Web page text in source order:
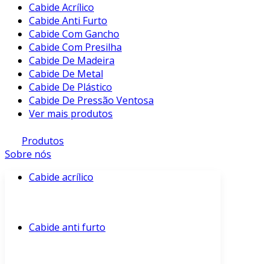
Cabide Acrílico
Cabide Anti Furto
Cabide Com Gancho
Cabide Com Presilha
Cabide De Madeira
Cabide De Metal
Cabide De Plástico
Cabide De Pressão Ventosa
Ver mais produtos
Produtos
Sobre nós
Cabide acrílico
Cabide anti furto